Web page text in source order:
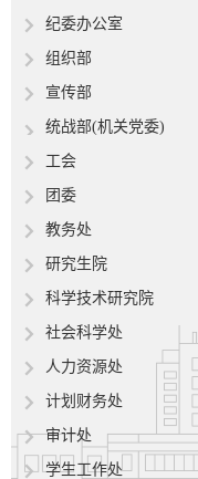
纪委办公室
组织部
宣传部
统战部(机关党委)
工会
团委
教务处
研究生院
科学技术研究院
社会科学处
人力资源处
计划财务处
审计处
学生工作处